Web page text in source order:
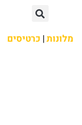
מלונות| כרטיסים